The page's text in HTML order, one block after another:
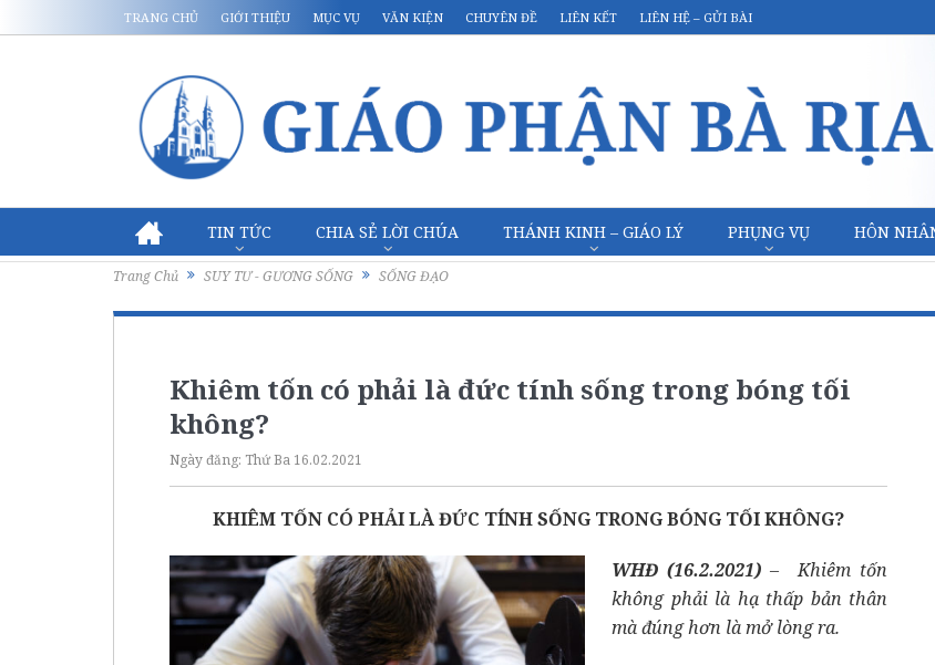
TRANG CHỦ GIỚI THIỆU MỤC VỤ VĂN KIỆN CHUYÊN ĐỀ LIÊN KẾT LIÊN HỆ – GỬI BÀI
TIN TỨC CHIA SẺ LỜI CHÚA THÁNH KINH – GIÁO LÝ PHỤNG VỤ HÔN
Trang Chủ SUY TƯ - GƯƠNG SỐNG SỐNG ĐẠO
Khiêm tốn có phải là đức tính sống trong bóng tối
không?
Ngày đăng: Thứ Ba 16.02.2021
KHIÊM TỐN CÓ PHẢI LÀ ĐỨC TÍNH SỐNG TRONG BÓNG TỐI KHÔNG?
WHĐ (16.2.2021) – Khiêm tốn
không phải là hạ thấp bản thân
mà đúng hơn là mở lòng ra.